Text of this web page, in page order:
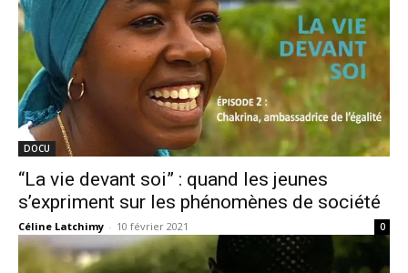
DOCU
“La vie devant soi” : quand les jeunes
s’expriment sur les phénomènes de société
Céline Latchimy - 10 février 2021 0